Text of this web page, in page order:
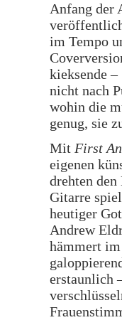
Anfang der
im Tempo
kieksende
nicht nach
wohin die
genug, sie
Mit First
eigenen
drehten
Gitarre
heutiger
Andrew
hämmert
erstaunlich